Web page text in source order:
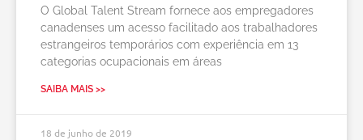
O Global Talent Stream fornece aos empregadores
canadenses um acesso facilitado aos trabalhadores
estrangeiros temporários com experiência em 13
categorias ocupacionais em áreas
SAIBA MAIS >>
18 de junho de 2019